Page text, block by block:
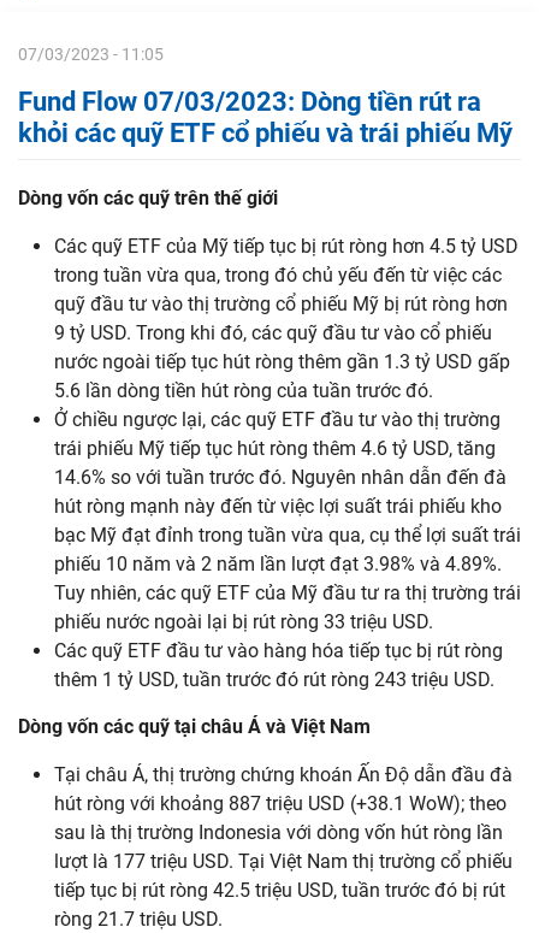
07/03/2023 - 11:05
Fund Flow 07/03/2023: Dòng tiền rút ra
khỏi các quỹ ETF cổ phiếu và trái phiếu Mỹ
Dòng vốn các quỹ trên thế giới
Các quỹ ETF của Mỹ tiếp tục bị rút ròng hơn 4.5 tỷ USD
trong tuần vừa qua, trong đó chủ yếu đến từ việc các
quỹ đầu tư vào thị trường cổ phiếu Mỹ bị rút ròng hơn
9 tỷ USD. Trong khi đó, các quỹ đầu tư vào cổ phiếu
nước ngoài tiếp tục hút ròng thêm gần 1.3 tỷ USD gấp
5.6 lần dòng tiền hút ròng của tuần trước đó.
Ở chiều ngược lại, các quỹ ETF đầu tư vào thị trường
trái phiếu Mỹ tiếp tục hút ròng thêm 4.6 tỷ USD, tăng
14.6% so với tuần trước đó. Nguyên nhân dẫn đến đà
hút ròng mạnh này đến từ việc lợi suất trái phiếu kho
bạc Mỹ đạt đỉnh trong tuần vừa qua, cụ thể lợi suất trái
phiếu 10 năm và 2 năm lần lượt đạt 3.98% và 4.89%.
Tuy nhiên, các quỹ ETF của Mỹ đầu tư ra thị trường trái
phiếu nước ngoài lại bị rút ròng 33 triệu USD.
Các quỹ ETF đầu tư vào hàng hóa tiếp tục bị rút ròng
thêm 1 tỷ USD, tuần trước đó rút ròng 243 triệu USD.
Dòng vốn các quỹ tại châu Á và Việt Nam
Tại châu Á, thị trường chứng khoán Ấn Độ dẫn đầu đà
hút ròng với khoảng 887 triệu USD (+38.1 WoW); theo
sau là thị trường Indonesia với dòng vốn hút ròng lần
lượt là 177 triệu USD. Tại Việt Nam thị trường cổ phiếu
tiếp tục bị rút ròng 42.5 triệu USD, tuần trước đó bị rút
ròng 21.7 triệu USD.